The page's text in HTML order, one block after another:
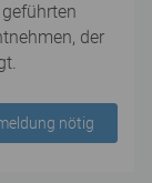
der
nötig